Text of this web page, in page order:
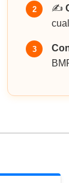
2 ✍️
3